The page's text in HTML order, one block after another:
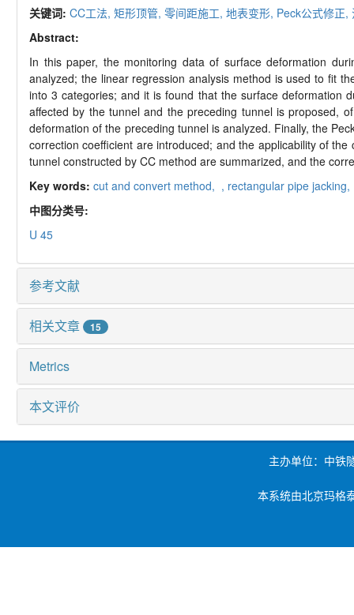
关键词: CC工法, 矩形顶管, 零间距施工, 地表变形, Peck公式修正,
Abstract:
In this paper, the monitoring data of surface deformation
analyzed; the linear regression analysis method is used to fit
into 3 categories; and it is found that the surface deformation
affected by the tunnel and the preceding tunnel is proposed,
deformation of the preceding tunnel is analyzed. Finally, the
correction coefficient are introduced; and the applicability of
tunnel constructed by CC method are summarized, and the
Key words: cut and convert method, , rectangular pipe jacking,
中图分类号:
U 45
参考文献
相关文章 15
Metrics
本文评价
主办单位：中铁
本系统由北京玛格